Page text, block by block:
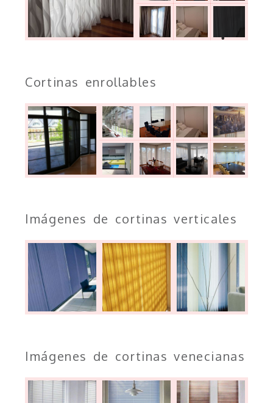
Cortinas enrollables
Imágenes de cortinas verticales
Imágenes de cortinas venecianas